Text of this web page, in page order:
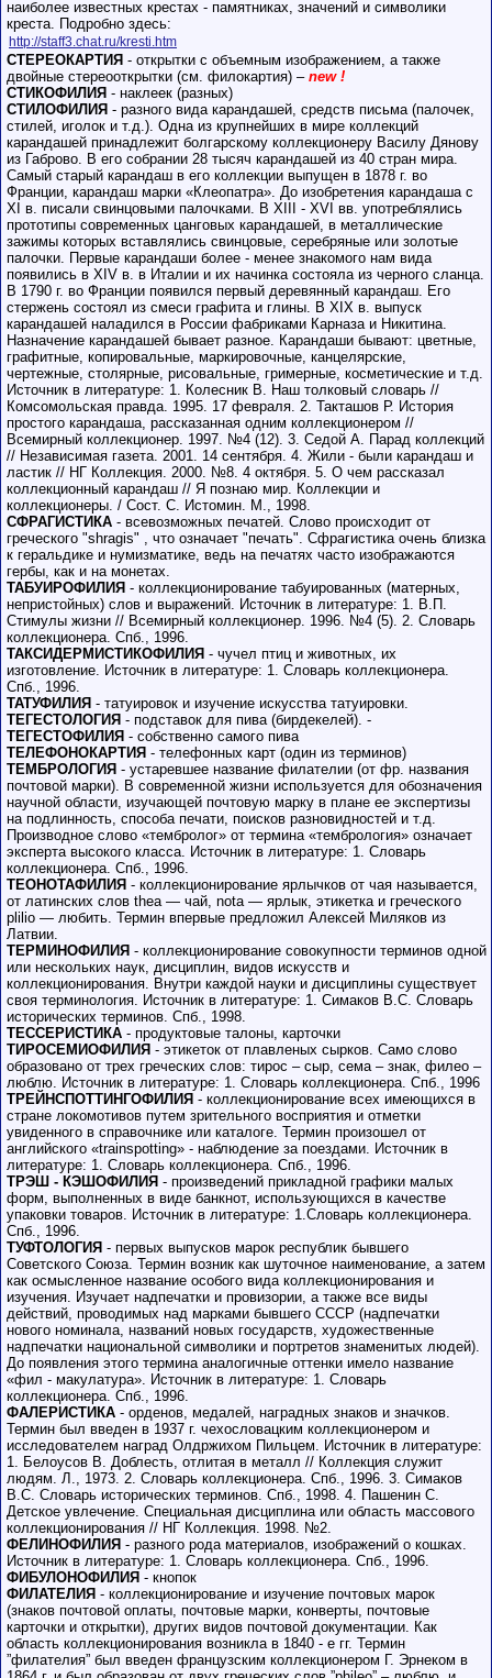
наиболее известных крестах - памятниках, значений и символики
креста. Подробно здесь:
http://staff3.chat.ru/kresti.htm
СТЕРЕОКАРТИЯ - открытки с объемным изображением, а также
двойные стереооткрытки (см. филокартия) – new !
СТИКОФИЛИЯ - наклеек (разных)
СТИЛОФИЛИЯ - разного вида карандашей, средств письма (палочек,
стилей, иголок и т.д.). Одна из крупнейших в мире коллекций
карандашей принадлежит болгарскому коллекционеру Василу Дянову
из Габрово. В его собрании 28 тысяч карандашей из 40 стран мира.
Самый старый карандаш в его коллекции выпущен в 1878 г. во
Франции, карандаш марки «Клеопатра». До изобретения карандаша с
XI в. писали свинцовыми палочками. В XIII - XVI вв. употреблялись
прототипы современных цанговых карандашей, в металлические
зажимы которых вставлялись свинцовые, серебряные или золотые
палочки. Первые карандаши более - менее знакомого нам вида
появились в XIV в. в Италии и их начинка состояла из черного сланца.
В 1790 г. во Франции появился первый деревянный карандаш. Его
стержень состоял из смеси графита и глины. В XIX в. выпуск
карандашей наладился в России фабриками Карназа и Никитина.
Назначение карандашей бывает разное. Карандаши бывают: цветные,
графитные, копировальные, маркировочные, канцелярские,
чертежные, столярные, рисовальные, гримерные, косметические и т.д.
Источник в литературе: 1. Колесник В. Наш толковый словарь //
Комсомольская правда. 1995. 17 февраля. 2. Такташов Р. История
простого карандаша, рассказанная одним коллекционером //
Всемирный коллекционер. 1997. №4 (12). 3. Седой А. Парад коллекций
// Независимая газета. 2001. 14 сентября. 4. Жили - были карандаш и
ластик // НГ Коллекция. 2000. №8. 4 октября. 5. О чем рассказал
коллекционный карандаш // Я познаю мир. Коллекции и
коллекционеры. / Сост. С. Истомин. М., 1998.
СФРАГИСТИКА - всевозможных печатей. Слово происходит от
греческого "shragis" , что означает "печать". Сфрагистика очень близка
к геральдике и нумизматике, ведь на печатях часто изображаются
гербы, как и на монетах.
ТАБУИРОФИЛИЯ - коллекционирование табуированных (матерных,
непристойных) слов и выражений. Источник в литературе: 1. В.П.
Стимулы жизни // Всемирный коллекционер. 1996. №4 (5). 2. Словарь
коллекционера. Спб., 1996.
ТАКСИДЕРМИСТИКОФИЛИЯ - чучел птиц и животных, их
изготовление. Источник в литературе: 1. Словарь коллекционера.
Спб., 1996.
ТАТУФИЛИЯ - татуировок и изучение искусства татуировки.
ТЕГЕСТОЛОГИЯ - подставок для пива (бирдекелей). -
ТЕГЕСТОФИЛИЯ - собственно самого пива
ТЕЛЕФОНОКАРТИЯ - телефонных карт (один из терминов)
ТЕМБРОЛОГИЯ - устаревшее название филателии (от фр. названия
почтовой марки). В современной жизни используется для обозначения
научной области, изучающей почтовую марку в плане ее экспертизы
на подлинность, способа печати, поисков разновидностей и т.д.
Производное слово «тембролог» от термина «тембрология» означает
эксперта высокого класса. Источник в литературе: 1. Словарь
коллекционера. Спб., 1996.
ТЕОНОТАФИЛИЯ - коллекционирование ярлычков от чая называется,
от латинских слов thea — чай, nota — ярлык, этикетка и греческого
plilio — любить. Термин впервые предложил Алексей Миляков из
Латвии.
ТЕРМИНОФИЛИЯ - коллекционирование совокупности терминов одной
или нескольких наук, дисциплин, видов искусств и
коллекционирования. Внутри каждой науки и дисциплины существует
своя терминология. Источник в литературе: 1. Симаков В.С. Словарь
исторических терминов. Спб., 1998.
ТЕССЕРИСТИКА - продуктовые талоны, карточки
ТИРОСЕМИОФИЛИЯ - этикеток от плавленых сырков. Само слово
образовано от трех греческих слов: тирос – сыр, сема – знак, филео –
люблю. Источник в литературе: 1. Словарь коллекционера. Спб., 1996
ТРЕЙНСПОТТИНГОФИЛИЯ - коллекционирование всех имеющихся в
стране локомотивов путем зрительного восприятия и отметки
увиденного в справочнике или каталоге. Термин произошел от
английского «trainspotting» - наблюдение за поездами. Источник в
литературе: 1. Словарь коллекционера. Спб., 1996.
ТРЭШ - КЭШОФИЛИЯ - произведений прикладной графики малых
форм, выполненных в виде банкнот, использующихся в качестве
упаковки товаров. Источник в литературе: 1.Словарь коллекционера.
Спб., 1996.
ТУФТОЛОГИЯ - первых выпусков марок республик бывшего
Советского Союза. Термин возник как шуточное наименование, а затем
как осмысленное название особого вида коллекционирования и
изучения. Изучает надпечатки и провизории, а также все виды
действий, проводимых над марками бывшего СССР (надпечатки
нового номинала, названий новых государств, художественные
надпечатки национальной символики и портретов знаменитых людей).
До появления этого термина аналогичные оттенки имело название
«фил - макулатура». Источник в литературе: 1. Словарь
коллекционера. Спб., 1996.
ФАЛЕРИСТИКА - орденов, медалей, наградных знаков и значков.
Термин был введен в 1937 г. чехословацким коллекционером и
исследователем наград Олдржихом Пильцем. Источник в литературе:
1. Белоусов В. Доблесть, отлитая в металл // Коллекция служит
людям. Л., 1973. 2. Словарь коллекционера. Спб., 1996. 3. Симаков
В.С. Словарь исторических терминов. Спб., 1998. 4. Пашенин С.
Детское увлечение. Специальная дисциплина или область массового
коллекционирования // НГ Коллекция. 1998. №2.
ФЕЛИНОФИЛИЯ - разного рода материалов, изображений о кошках.
Источник в литературе: 1. Словарь коллекционера. Спб., 1996.
ФИБУЛОНОФИЛИЯ - кнопок
ФИЛАТЕЛИЯ - коллекционирование и изучение почтовых марок
(знаков почтовой оплаты, почтовые марки, конверты, почтовые
карточки и открытки), других видов почтовой документации. Как
область коллекционирования возникла в 1840 - е гг. Термин
”филателия” был введен французским коллекционером Г. Эрнеком в